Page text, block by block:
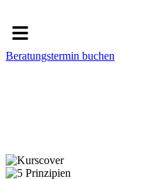
Menü
Beratungstermin buchen